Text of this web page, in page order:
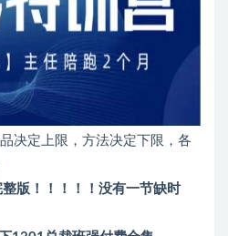
决定上限，方法决定下限，各
版！！！！！没有一节缺时